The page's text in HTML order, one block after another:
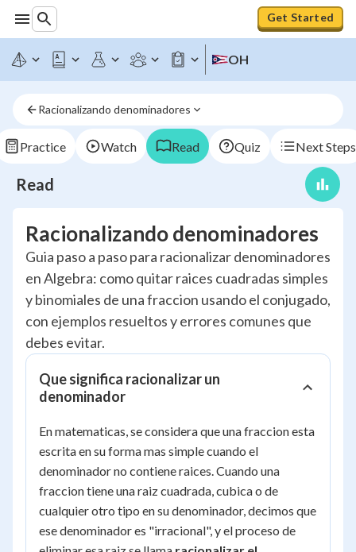
Get Started
OH
Racionalizando denominadores
Practice Watch Read Quiz Next Steps
Read
Racionalizando denominadores
Guia paso a paso para racionalizar denominadores
en Algebra: como quitar raices cuadradas simples
y binomiales de una fraccion usando el conjugado,
con ejemplos resueltos y errores comunes que
debes evitar.
Que significa racionalizar un
denominador
En matematicas, se considera que una fraccion esta
escrita en su forma mas simple cuando el
denominador no contiene raices. Cuando una
fraccion tiene una raiz cuadrada, cubica o de
cualquier otro tipo en su denominador, decimos que
ese denominador es "irracional", y el proceso de